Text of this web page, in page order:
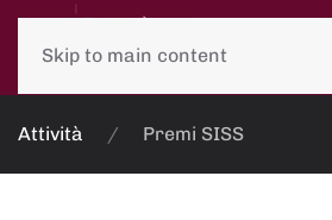
Skip to main content
Attività Premi SISS